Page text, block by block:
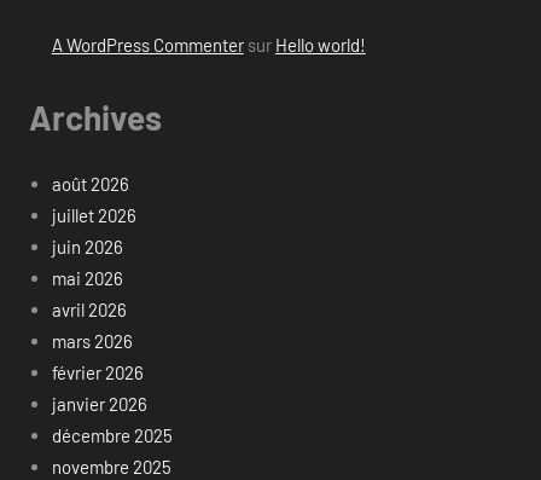
A WordPress Commentersur Hello world!
Archives
août 2026
juillet 2026
juin 2026
mai 2026
avril 2026
mars 2026
février 2026
janvier 2026
décembre 2025
novembre 2025